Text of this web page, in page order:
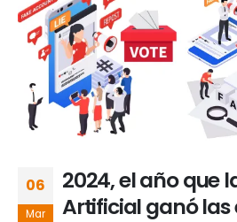
06
Mar
2024, el año que
Artificial ganó las